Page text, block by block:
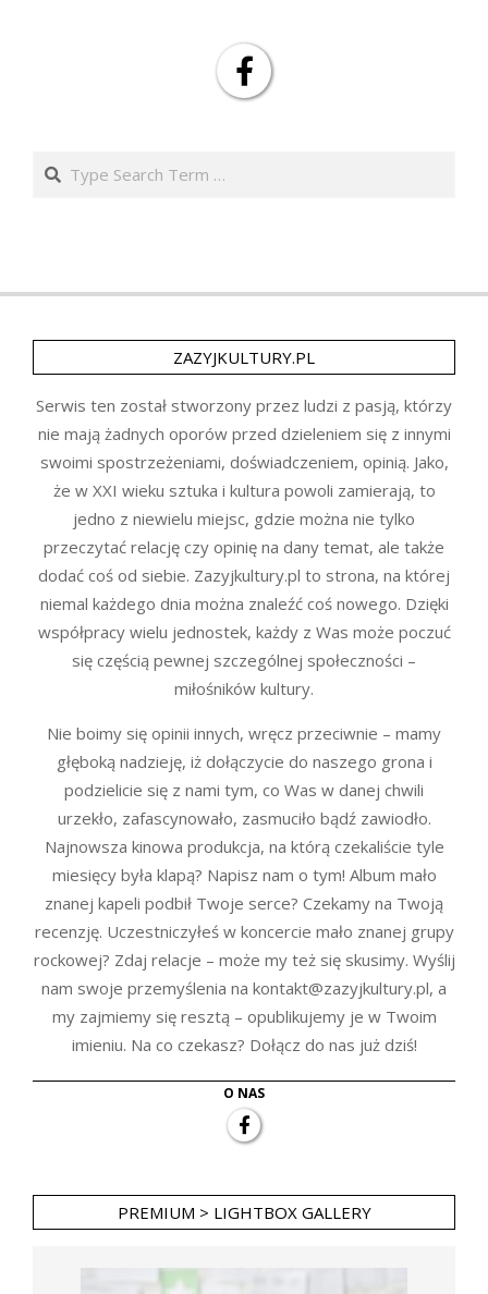
Search
ZAZYJKULTURY.PL
Serwis ten został stworzony przez ludzi z pasją, którzy
nie mają żadnych oporów przed dzieleniem się z innymi
swoimi spostrzeżeniami, doświadczeniem, opinią. Jako,
że w XXI wieku sztuka i kultura powoli zamierają, to
jedno z niewielu miejsc, gdzie można nie tylko
przeczytać relację czy opinię na dany temat, ale także
dodać coś od siebie. Zazyjkultury.pl to strona, na której
niemal każdego dnia można znaleźć coś nowego. Dzięki
współpracy wielu jednostek, każdy z Was może poczuć
się częścią pewnej szczególnej społeczności –
miłośników kultury.
Nie boimy się opinii innych, wręcz przeciwnie – mamy
głęboką nadzieję, iż dołączycie do naszego grona i
podzielicie się z nami tym, co Was w danej chwili
urzekło, zafascynowało, zasmuciło bądź zawiodło.
Najnowsza kinowa produkcja, na którą czekaliście tyle
miesięcy była klapą? Napisz nam o tym! Album mało
znanej kapeli podbił Twoje serce? Czekamy na Twoją
recenzję. Uczestniczyłeś w koncercie mało znanej grupy
rockowej? Zdaj relacje – może my też się skusimy. Wyślij
nam swoje przemyślenia na kontakt@zazyjkultury.pl, a
my zajmiemy się resztą – opublikujemy je w Twoim
imieniu. Na co czekasz? Dołącz do nas już dziś!
O NAS
PREMIUM > LIGHTBOX GALLERY